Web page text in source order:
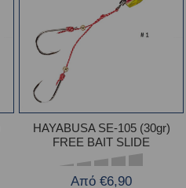
HAYABUSA SE-105 (30gr)
FREE BAIT SLIDE
Από €6,90